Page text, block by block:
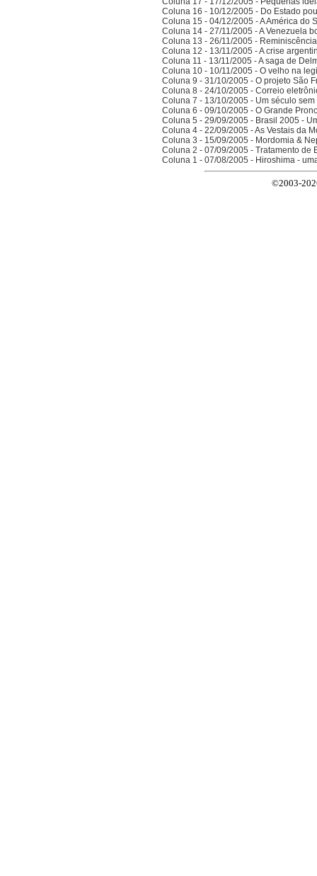
Coluna 16 - 10/12/2005 - Do Estado
Coluna 15 - 04/12/2005 - A América do
Coluna 14 - 27/11/2005 - A Venezuela
Coluna 13 - 26/11/2005 -
Coluna 12 - 13/11/2005 - A crise
Coluna 11 - 13/11/2005 - A saga de
Coluna 10 - 10/11/2005 - O velho na
Coluna 9 - 31/10/2005 - O projeto São
Coluna 8 - 24/10/2005 - Correio
Coluna 7 - 13/10/2005 - Um século
Coluna 6 - 09/10/2005 - O Grande
Coluna 5 - 29/09/2005 - Brasil 2005 -
Coluna 4 - 22/09/2005 - As Vestais da
Coluna 3 - 15/09/2005 - Mordomia &
Coluna 2 - 07/09/2005 - Tratamento de
Coluna 1 - 07/08/2005 - Hiroshima -
©2003-